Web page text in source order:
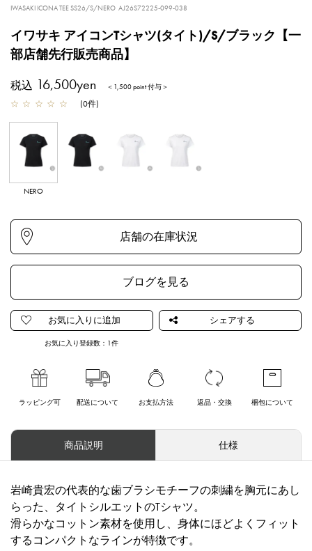
IWASAKI ICONA TEE SS26/S/NERO AJ26S72225-099-038
イワサキ アイコンTシャツ(タイト)/S/ブラック【一
部店舗先行販売商品】
税込 16,500yen ＜1,500 point 付与＞
☆ ☆ ☆ ☆ ☆ (0件)
NERO
ブログを見る
お気に入り登録数： 1件
ラッピング可 配送について お支払方法 返品・交換 梱包について
商品説明 仕様
岩崎貴宏の代表的な歯ブラシモチーフの刺繍を胸元にあし
らった、タイトシルエットのTシャツ。
滑らかなコットン素材を使用し、身体にほどよくフィット
するコンパクトなラインが特徴です。